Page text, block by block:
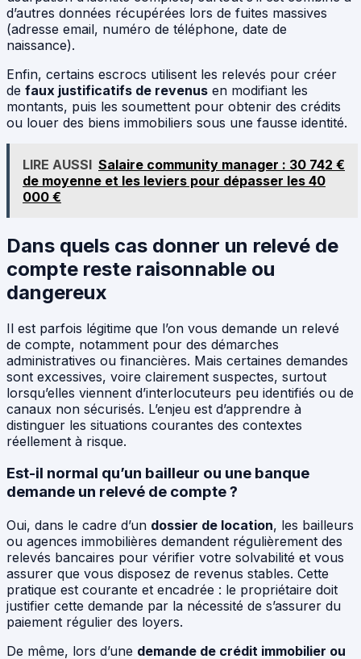
d’autres données récupérées lors de fuites massives
(adresse email, numéro de téléphone, date de
naissance).
Enfin, certains escrocs utilisent les relevés pour créer
de faux justificatifs de revenus en modifiant les
montants, puis les soumettent pour obtenir des crédits
ou louer des biens immobiliers sous une fausse identité.
LIRE AUSSI Salaire community manager : 30 742 €
de moyenne et les leviers pour dépasser les 40
000 €
Dans quels cas donner un relevé de
compte reste raisonnable ou
dangereux
Il est parfois légitime que l’on vous demande un relevé
de compte, notamment pour des démarches
administratives ou financières. Mais certaines demandes
sont excessives, voire clairement suspectes, surtout
lorsqu’elles viennent d’interlocuteurs peu identifiés ou de
canaux non sécurisés. L’enjeu est d’apprendre à
distinguer les situations courantes des contextes
réellement à risque.
Est-il normal qu’un bailleur ou une banque
demande un relevé de compte ?
Oui, dans le cadre d’un dossier de location, les bailleurs
ou agences immobilières demandent régulièrement des
relevés bancaires pour vérifier votre solvabilité et vous
assurer que vous disposez de revenus stables. Cette
pratique est courante et encadrée : le propriétaire doit
justifier cette demande par la nécessité de s’assurer du
paiement régulier des loyers.
De même, lors d’une demande de crédit immobilier ou